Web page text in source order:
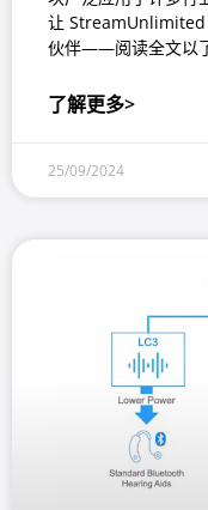
让 StreamUnlimited
伙伴——阅读全文以
了解更多>
25/09/2024